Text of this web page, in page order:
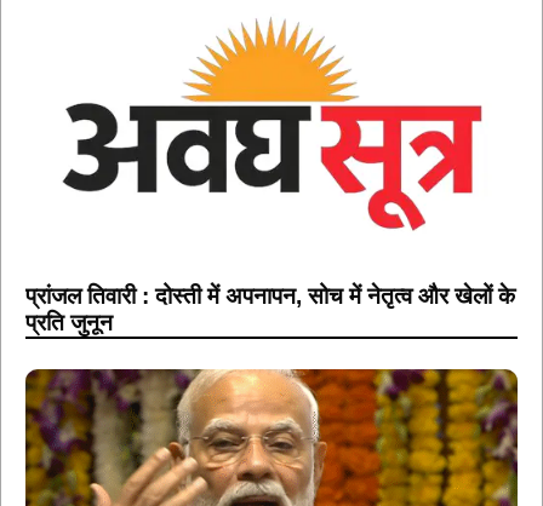
प्रांजल तिवारी : दोस्ती में अपनापन, सोच में नेतृत्व और खेलों के
प्रति जुनून